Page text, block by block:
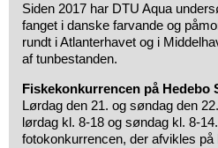
Siden 2017 har DTU Aqua
fanget i danske farvande og
rundt i Atlanterhavet og i
af tunbestanden.
Fiskekonkurrencen på Hedebo
Lørdag den 21. og søndag den
lørdag kl. 8-18 og søndag kl. 8-
fotokonkurrencen, der afvikles